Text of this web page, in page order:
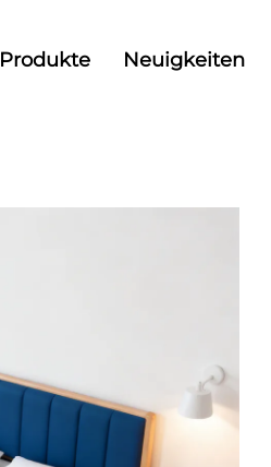
Produkte Neuigkeiten